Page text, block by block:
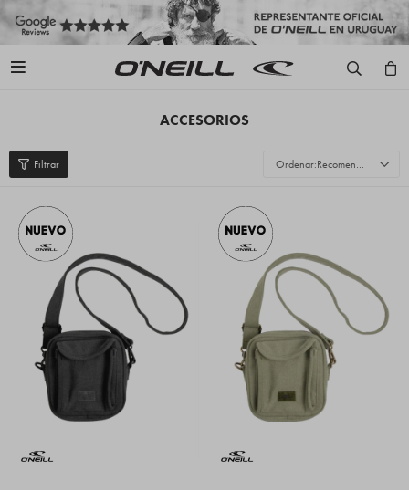

ACCESORIOS
Recomendados